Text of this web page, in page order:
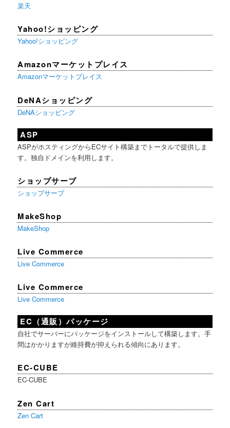
楽天
Yahoo!ショッピング
Yahoo!ショッピング
Amazonマーケットプレイス
Amazonマーケットプレイス
DeNAショッピング
DeNAショッピング
ASP
ASPがホスティングからECサイト構築までトータルで提供しま
す。独自ドメインを利用します。
ショップサーブ
ショップサーブ
MakeShop
MakeShop
Live Commerce
Live Commerce
Live Commerce
Live Commerce
EC（通販）パッケージ
自社でサーバーにパッケージをインストールして構築します。手
間はかかりますが維持費が抑えられる傾向にあります。
EC-CUBE
EC-CUBE
Zen Cart
Zen Cart